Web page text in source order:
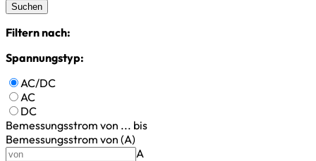
Suchen
Filtern nach:
Spannungstyp:
AC/DC
AC
DC
Bemessungsstrom von ... bis
Bemessungsstrom von (A)
A